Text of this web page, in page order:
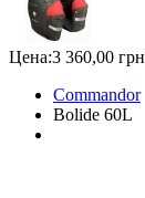
Цена:3 360,00 грн
Commandor
Bolide 60L